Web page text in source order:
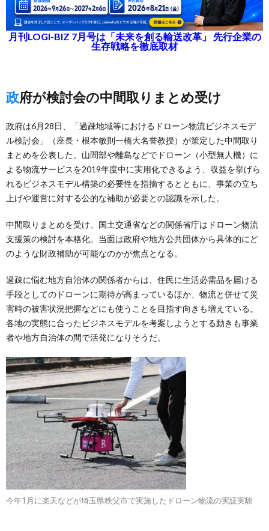
月刊LOGI-BIZ 7月号は「未来を創る輸送改革」 先行企業の
生存戦略を徹底取材
政府が検討会の中間取りまとめ受け
政府は6月28日、「過疎地域等におけるドローン物流ビジネスモデ
ル検討会」（座長・根本敏則一橋大名誉教授）が策定した中間取り
まとめを公表した。山間部や離島などでドローン（小型無人機）に
よる物流サービスを2019年度中に実用化できるよう、収益を挙げら
れるビジネスモデル構築の必要性を指摘するとともに、事業の立ち
上げや運営に対する公的な補助が必要との認識を示した。
中間取りまとめを受け、国土交通省などの関係省庁はドローン物流
支援策の検討を本格化。当面は政府や地方公共団体から具体的にど
のような財政補助が可能なのかが焦点となる。
過疎に悩む地方自治体の関係者からは、住民に生活必需品を届ける
手段としてのドローンに期待が高まっているほか、物流と併せて災
害時の被害状況把握などにも使うことを目指す向きも増えている。
各地の実態に合ったビジネスモデルを考案しようとする動きも事業
者や地方自治体の間で活発になりそうだ。
今年1月に楽天などが埼玉県秩父市で実施したドローン物流の実証実験